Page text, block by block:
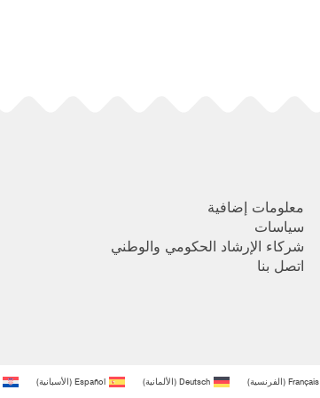
معلومات إضافية
سياسات
شركاء الإرشاد الحكومي والوطني
اتصل بنا
Français
(الفرنسية)
Deutsch
(الألمانية)
Español
(الأسبانية)